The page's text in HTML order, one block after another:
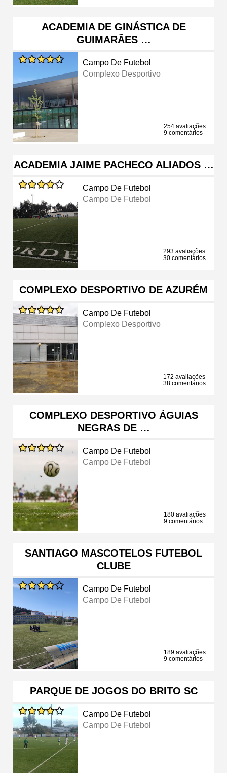
ACADEMIA DE GINÁSTICA DE
GUIMARÃES …
Campo De Futebol
Complexo Desportivo
254 avaliações
9 comentários
ACADEMIA JAIME PACHECO ALIADOS …
Campo De Futebol
Campo De Futebol
293 avaliações
30 comentários
COMPLEXO DESPORTIVO DE AZURÉM
Campo De Futebol
Complexo Desportivo
172 avaliações
38 comentários
COMPLEXO DESPORTIVO ÁGUIAS
NEGRAS DE …
Campo De Futebol
Campo De Futebol
180 avaliações
9 comentários
SANTIAGO MASCOTELOS FUTEBOL
CLUBE
Campo De Futebol
Campo De Futebol
189 avaliações
9 comentários
PARQUE DE JOGOS DO BRITO SC
Campo De Futebol
Campo De Futebol